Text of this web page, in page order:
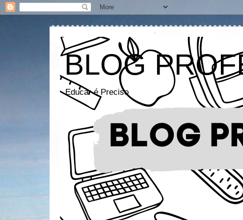
BLOG
Educar é Preciso